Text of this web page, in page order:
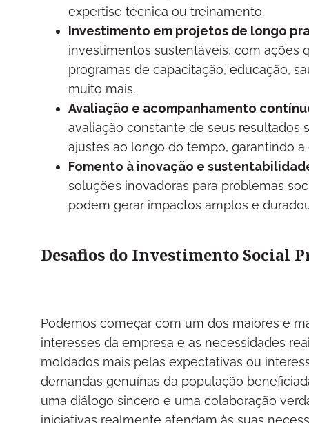
expertise técnica ou treinamento.
Investimento em projetos de longo
investimentos sustentáveis, com ações
programas de capacitação, educação,
muito mais.
Avaliação e acompanhamento
avaliação constante de seus resultados
ajustes ao longo do tempo, garantindo
Fomento à inovação e
soluções inovadoras para problemas
podem gerar impactos amplos e
Desafios do Investimento Social
Podemos começar com um dos maiores e
interesses da empresa e as necessidades
moldados mais pelas expectativas ou
demandas genuínas da população
uma diálogo sincero e uma colaboração
iniciativas realmente atendam às suas